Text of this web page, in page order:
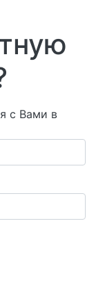
с Вами в